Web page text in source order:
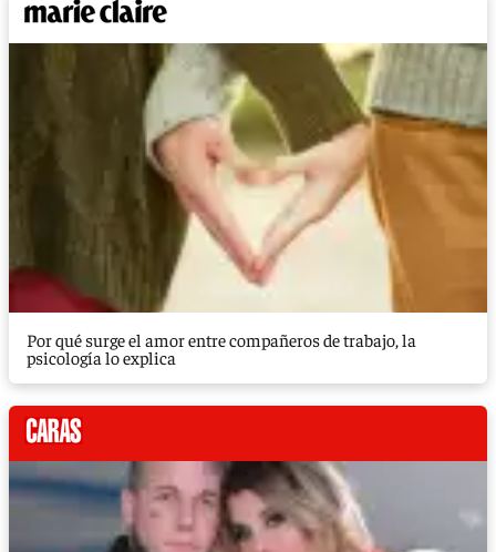
Por qué surge el amor entre compañeros de trabajo, la
psicología lo explica